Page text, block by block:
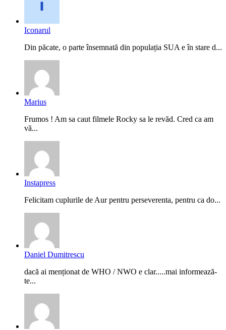
Iconarul
Din păcate, o parte însemnată din populația SUA e în stare d...
Marius
Frumos ! Am sa caut filmele Rocky sa le revăd. Cred ca am
vă...
Instapress
Felicitam cuplurile de Aur pentru perseverenta, pentru ca do...
Daniel Dumitrescu
dacă ai menționat de WHO / NWO e clar.....mai informează-
te...